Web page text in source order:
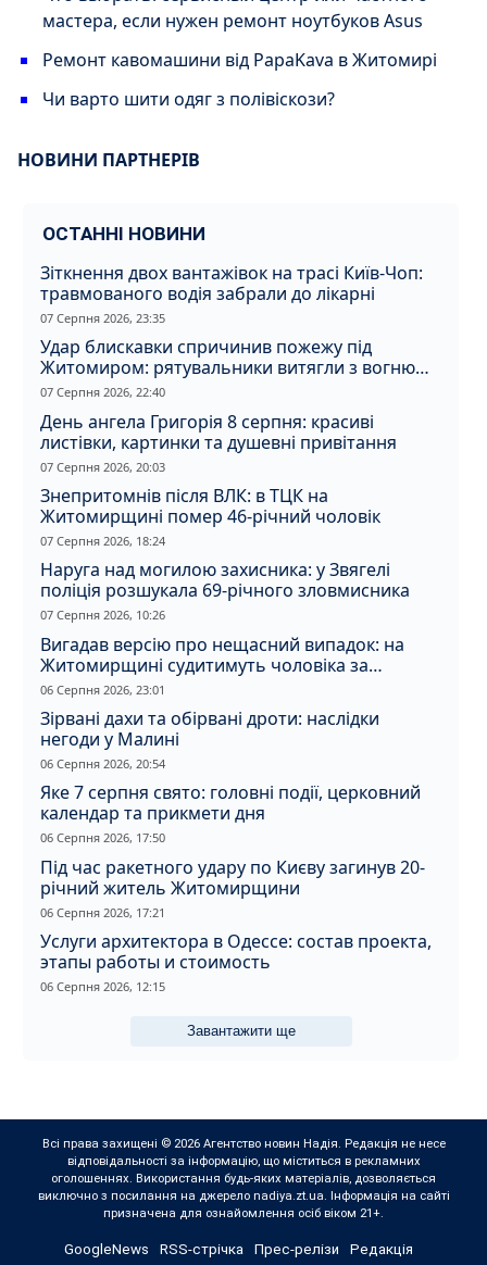
мастера, если нужен ремонт ноутбуков Asus
Ремонт кавомашини від PapaKava в Житомирі
Чи варто шити одяг з полівіскози?
НОВИНИ ПАРТНЕРІВ
ОСТАННІ НОВИНИ
Зіткнення двох вантажівок на трасі Київ-Чоп:
травмованого водія забрали до лікарні
07 Серпня 2026, 23:35
Удар блискавки спричинив пожежу під
Житомиром: рятувальники витягли з вогню
кота
07 Серпня 2026, 22:40
День ангела Григорія 8 серпня: красиві
листівки, картинки та душевні привітання
07 Серпня 2026, 20:03
Знепритомнів після ВЛК: в ТЦК на
Житомирщині помер 46-річний чоловік
07 Серпня 2026, 18:24
Наруга над могилою захисника: у Звягелі
поліція розшукала 69-річного зловмисника
07 Серпня 2026, 10:26
Вигадав версію про нещасний випадок: на
Житомирщині судитимуть чоловіка за
вбивство співмешканки
06 Серпня 2026, 23:01
Зірвані дахи та обірвані дроти: наслідки
негоди у Малині
06 Серпня 2026, 20:54
Яке 7 серпня свято: головні події, церковний
календар та прикмети дня
06 Серпня 2026, 17:50
Під час ракетного удару по Києву загинув 20-
річний житель Житомирщини
06 Серпня 2026, 17:21
Услуги архитектора в Одессе: состав проекта,
этапы работы и стоимость
06 Серпня 2026, 12:15
Завантажити ще
Всі права захищені © 2026 Агентство новин Надія. Редакція не несе
відповідальності за інформацію, що міститься в рекламних
оголошеннях. Використання будь-яких матеріалів, дозволяється
виключно з посилання на джерело nadiya.zt.ua. Інформація на сайті
призначена для ознайомлення осіб віком 21+.
GoogleNews RSS-стрічка Прес-релізи Редакція